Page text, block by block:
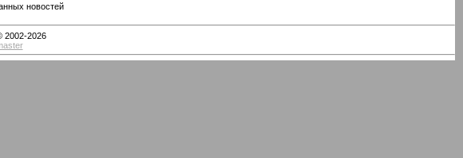
новостей
2002-2026